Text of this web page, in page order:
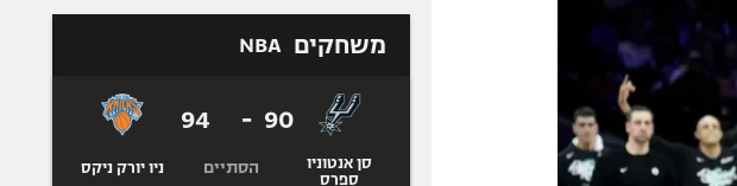
משחקים NBA
סן אנטוניו
ספרס
90
-
94
הסתיים ניו יורק ניקס